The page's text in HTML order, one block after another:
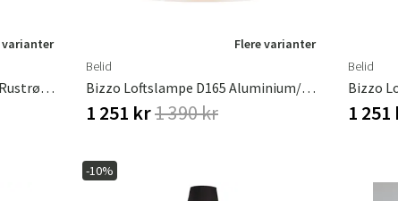
varianter
Bender 27 Cm Lampeskærm Rustrød Uld
Flere varianter
Belid
Bizzo Loftslampe D165 Aluminium/Opalglas
1 251 kr1 390 kr
Belid
1
-10%